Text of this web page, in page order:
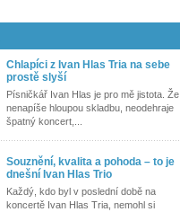
Chlapíci z Ivan Hlas Tria na sebe
prostě slyší
Písničkář Ivan Hlas je pro mě jistota. Že
nenapíše hloupou skladbu, neodehraje
špatný koncert,...
Souznění, kvalita a pohoda – to je
dnešní Ivan Hlas Trio
Každý, kdo byl v poslední době na
koncertě Ivan Hlas Tria, nemohl si